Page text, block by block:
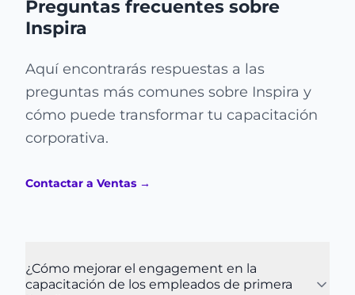
Preguntas frecuentes sobre
Inspira
Aquí encontrarás respuestas a las
preguntas más comunes sobre Inspira y
cómo puede transformar tu capacitación
corporativa.
Contactar a Ventas →
¿Cómo mejorar el engagement en la
capacitación de los empleados de primera